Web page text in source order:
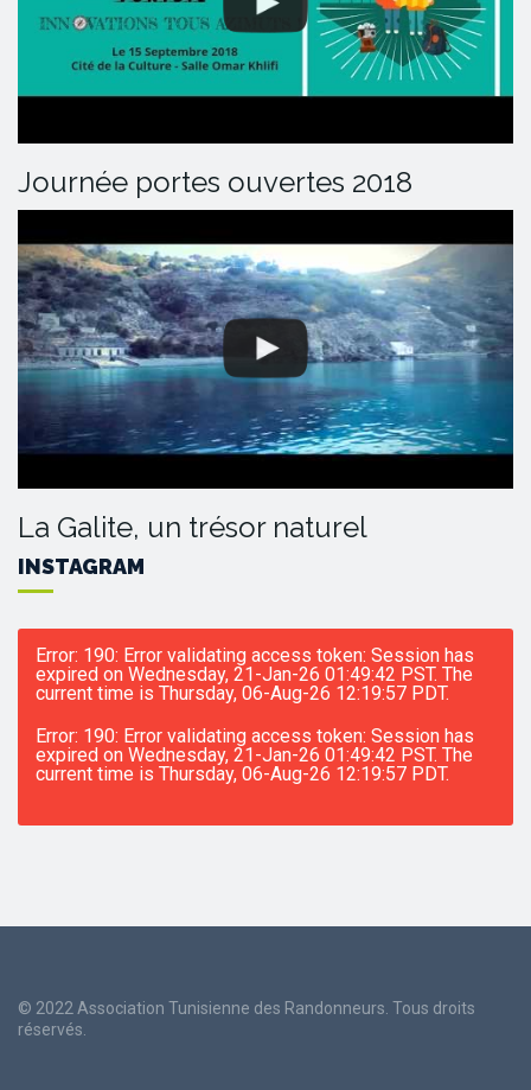
Journée portes ouvertes 2018
La Galite, un trésor naturel
INSTAGRAM
Error: 190: Error validating access token: Session has
expired on Wednesday, 21-Jan-26 01:49:42 PST. The
current time is Thursday, 06-Aug-26 12:19:57 PDT.
Error: 190: Error validating access token: Session has
expired on Wednesday, 21-Jan-26 01:49:42 PST. The
current time is Thursday, 06-Aug-26 12:19:57 PDT.
© 2022 Association Tunisienne des Randonneurs. Tous droits
réservés.